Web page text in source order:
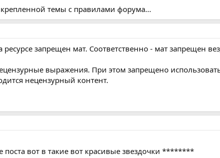
темы с правилами форума...
запрещен мат. Соответственно - мат запрещен
выражения. При этом запрещено
нецензурный контент.
вот в такие вот красивые звездочки ********